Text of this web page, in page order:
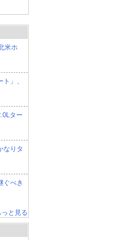
米ホ
」、
ター
なりタ
ぐべき
と見る